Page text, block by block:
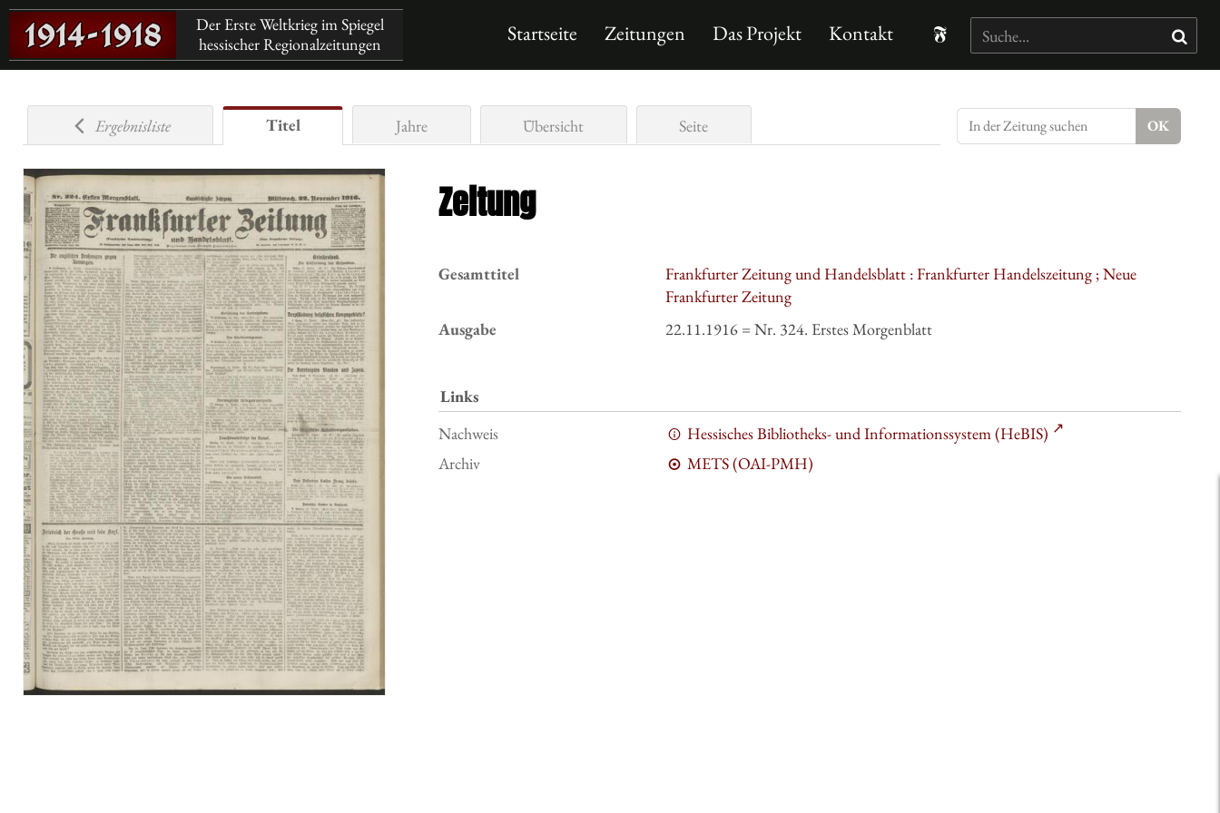
Der Erste Weltkrieg im Spiegel
hessischer Regionalzeitungen
Startseite Zeitungen Das Projekt Kontakt
Ergebnisliste Titel Jahre Übersicht Seite
Zeitung
Gesamttitel
Frankfurter Zeitung und Handelsblatt : Frankfurter Handelszeitung ; Neue
Frankfurter Zeitung
Ausgabe
22.11.1916 = Nr. 324. Erstes Morgenblatt
Links
Nachweis
Hessisches Bibliotheks- und Informationssystem (HeBIS)
Archiv
METS (OAI-PMH)